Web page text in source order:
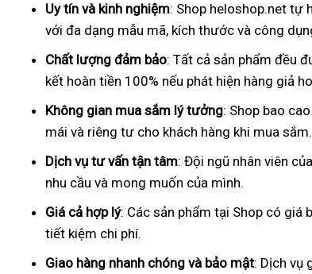
Uy tín và kinh nghiệm: Shop heloshop.net tự
với đa dạng mẫu mã, kích thước và công
Chất lượng đảm bảo: Tất cả sản phẩm đều
kết hoàn tiền 100% nếu phát hiện hàng giả
Không gian mua sắm lý tưởng: Shop bao
mái và riêng tư cho khách hàng khi mua sắm.
Dịch vụ tư vấn tận tâm: Đội ngũ nhân viên
nhu cầu và mong muốn của mình.
Giá cả hợp lý: Các sản phẩm tại Shop có giá
tiết kiệm chi phí.
Giao hàng nhanh chóng và bảo mật: Dịch vụ